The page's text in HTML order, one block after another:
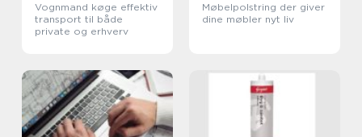
Vognmand køge effektiv
transport til både
private og erhverv
Møbelpolstring der giver
dine møbler nyt liv